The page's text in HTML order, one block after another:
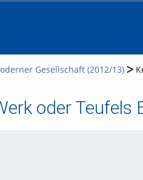
Gesellschaft (2012/13)
oder Teufels